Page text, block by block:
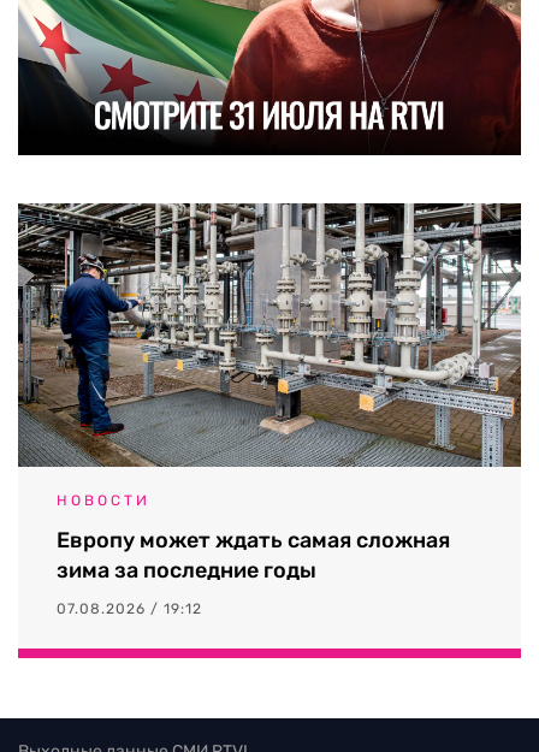
НОВОСТИ
Европу может ждать самая сложная
зима за последние годы
07.08.2026 / 19:12